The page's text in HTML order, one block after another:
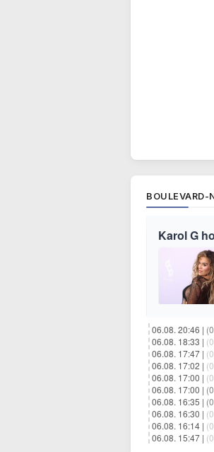
BOULEVARD-
Karol G
06.08. 20:46 |
06.08. 18:33 |
06.08. 17:47 |
06.08. 17:02 |
06.08. 17:00 |
06.08. 17:00 |
06.08. 16:35 |
06.08. 16:30 |
06.08. 16:14 |
06.08. 15:47 |